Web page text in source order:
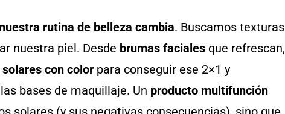
rutina de belleza cambia. Buscamos texturas
nuestra piel. Desde brumas faciales que refrescan,
con color para conseguir ese 2×1 y
bases de maquillaje. Un producto multifunción